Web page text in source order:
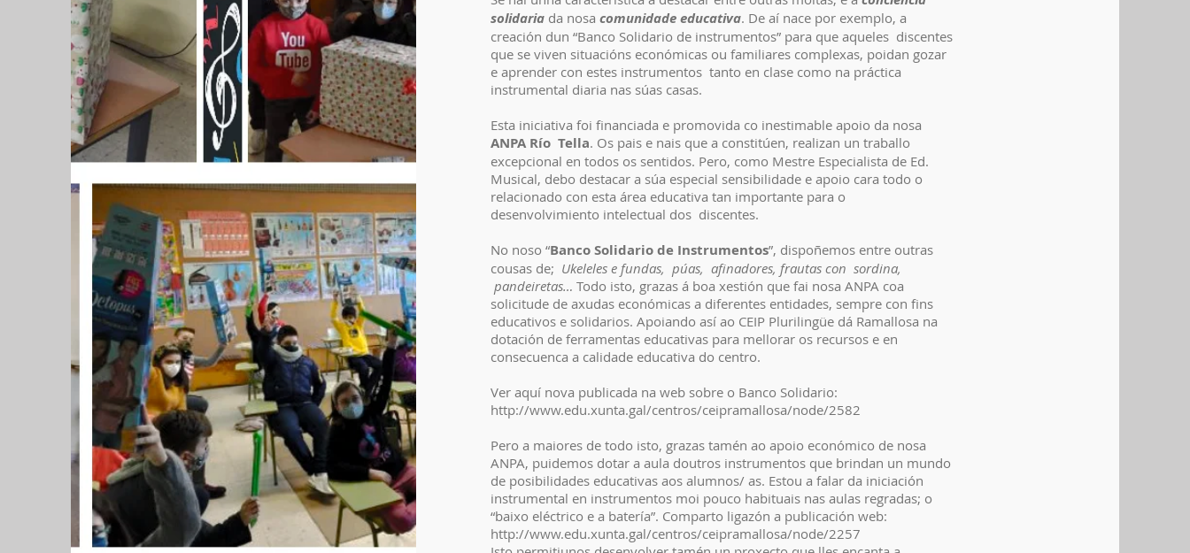
solidariada nosa comunidade educativa. De aí nace por exemplo, a
creación dun “Banco Solidario de instrumentos” para que aqueles discentes
que se viven situacións económicas ou familiares complexas, poidan gozar
e aprender con estes instrumentos tanto en clase como na práctica
instrumental diaria nas súas casas.
Esta iniciativa foi financiada e promovida co inestimable apoio da nosa
ANPA Río Tella. Os pais e nais que a constitúen, realizan un traballo
excepcional en todos os sentidos. Pero, como Mestre Especialista de Ed.
Musical, debo destacar a súa especial sensibilidade e apoio cara todo o
relacionado con esta área educativa tan importante para o
desenvolvimiento intelectual dos discentes.
No noso “Banco Solidario de Instrumentos”, dispoñemos entre outras
cousas de; Ukeleles e fundas, púas, afinadores, frautas con sordina,
pandeiretas… Todo isto, grazas á boa xestión que fai nosa ANPA coa
solicitude de axudas económicas a diferentes entidades, sempre con fins
educativos e solidarios. Apoiando así ao CEIP Plurilingüe dá Ramallosa na
dotación de ferramentas educativas para mellorar os recursos e en
consecuenca a calidade educativa do centro.
Ver aquí nova publicada na web sobre o Banco Solidario:
http://www.edu.xunta.gal/centros/ceipramallosa/node/2582
Pero a maiores de todo isto, grazas tamén ao apoio económico de nosa
ANPA, puidemos dotar a aula doutros instrumentos que brindan un mundo
de posibilidades educativas aos alumnos/ as. Estou a falar da iniciación
instrumental en instrumentos moi pouco habituais nas aulas regradas; o
“baixo eléctrico e a batería”. Comparto ligazón a publicación web:
http://www.edu.xunta.gal/centros/ceipramallosa/node/2257